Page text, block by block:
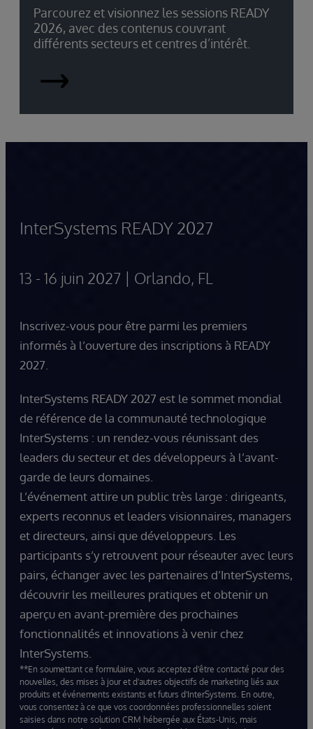
Parcourez et visionnez les sessions READY
2026, avec des contenus couvrant
différents secteurs et centres d’intérêt.
READY
InterSystems READY 2027
13 - 16 juin 2027 | Orlando, FL
Inscrivez-vous pour être parmi les premiers
informés à l’ouverture des inscriptions à READY
2027.
InterSystems READY 2027 est le sommet mondial
de référence de la communauté technologique
InterSystems : un rendez-vous réunissant des
leaders du secteur et des développeurs à l’avant-
garde de leurs domaines.
L’événement attire un public très large : dirigeants,
experts reconnus et leaders visionnaires, managers
et directeurs, ainsi que développeurs. Les
participants s’y retrouvent pour réseauter avec leurs
pairs, échanger avec les partenaires d’InterSystems,
découvrir les meilleures pratiques et obtenir un
aperçu en avant-première des prochaines
fonctionnalités et innovations à venir chez
InterSystems.
**En soumettant ce formulaire, vous acceptez d'être contacté pour des
nouvelles, des mises à jour et d'autres objectifs de marketing liés aux
produits et événements existants et futurs d'InterSystems. En outre,
vous consentez à ce que vos coordonnées professionnelles soient
saisies dans notre solution CRM hébergée aux États-Unis, mais